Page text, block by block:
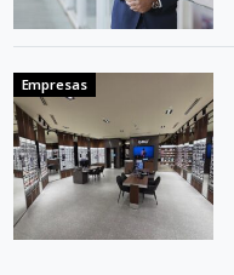
Empresas